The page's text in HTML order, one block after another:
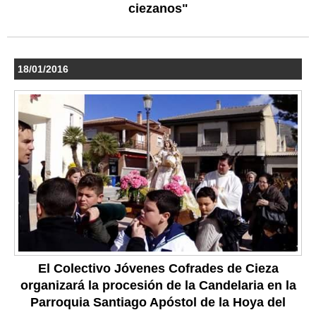
ciezanos"
18/01/2016
El Colectivo Jóvenes Cofrades de Cieza
organizará la procesión de la Candelaria en la
Parroquia Santiago Apóstol de la Hoya del